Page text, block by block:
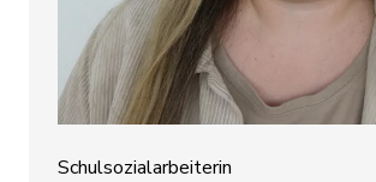
Schulsozialarbeiterin